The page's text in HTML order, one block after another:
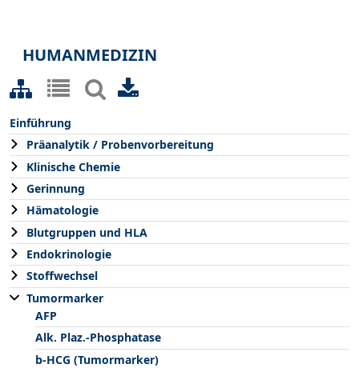
HUMANMEDIZIN
Einführung
Präanalytik / Probenvorbereitung
Klinische Chemie
Gerinnung
Hämatologie
Blutgruppen und HLA
Endokrinologie
Stoffwechsel
Tumormarker
AFP
Alk. Plaz.-Phosphatase
b-HCG (Tumormarker)